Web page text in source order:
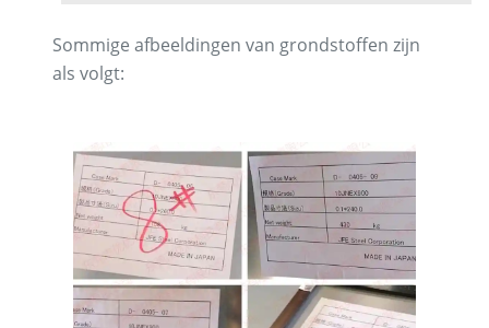
Sommige afbeeldingen van grondstoffen zijn
als volgt: